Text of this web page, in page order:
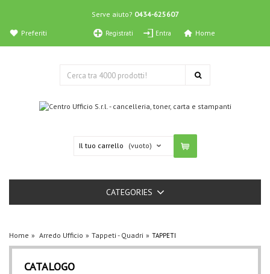
Serve aiuto? 0434-625607
Registrati Entra
Preferiti Home
Il tuo carrello (vuoto)
CATEGORIES
Home Arredo Ufficio Tappeti - Quadri TAPPETI
CATALOGO